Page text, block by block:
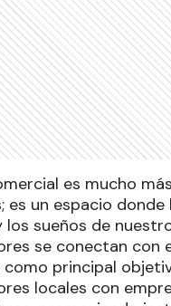
es mucho
es un espacio donde
sueños de
se conectan con
como principal
locales con